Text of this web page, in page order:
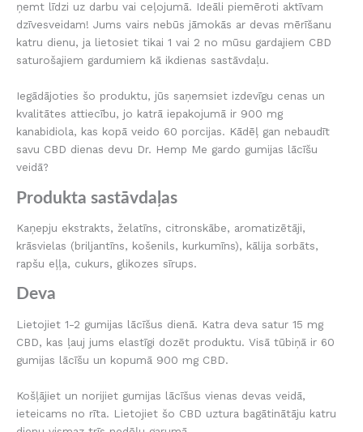
ņemt līdzi uz darbu vai ceļojumā. Ideāli piemēroti aktīvam
dzīvesveidam! Jums vairs nebūs jāmokās ar devas mērīšanu
katru dienu, ja lietosiet tikai 1 vai 2 no mūsu gardajiem CBD
saturošajiem gardumiem kā ikdienas sastāvdaļu.
Iegādājoties šo produktu, jūs saņemsiet izdevīgu cenas un
kvalitātes attiecību, jo katrā iepakojumā ir 900 mg
kanabidiola, kas kopā veido 60 porcijas. Kādēļ gan nebaudīt
savu CBD dienas devu Dr. Hemp Me gardo gumijas lācīšu
veidā?
Produkta sastāvdaļas
Kaņepju ekstrakts, želatīns, citronskābe, aromatizētāji,
krāsvielas (briljantīns, košenils, kurkumīns), kālija sorbāts,
rapšu eļļa, cukurs, glikozes sīrups.
Deva
Lietojiet 1-2 gumijas lācīšus dienā. Katra deva satur 15 mg
CBD, kas ļauj jums elastīgi dozēt produktu. Visā tūbiņā ir 60
gumijas lācīšu un kopumā 900 mg CBD.
Košļājiet un norijiet gumijas lācīšus vienas devas veidā,
ieteicams no rīta. Lietojiet šo CBD uztura bagātinātāju katru